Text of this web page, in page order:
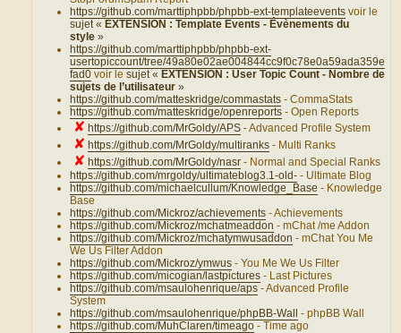
https://github.com/marttiphpbb/phpbb-ext-templateevents voir le
sujet « EXTENSION : Template Events - Évènements du
style»
https://github.com/marttiphpbb/phpbb-ext-
usertopiccount/tree/49a80e02ae004844cc9f0c78e0a59ada359e
fad0 voir lesujet « EXTENSION : User Topic Count - Nombre de
sujets de l’utilisateur»
https://github.com/matteskridge/commastats - CommaStats
https://github.com/matteskridge/openreports - Open Reports
✘ https://github.com/MrGoldy/APS - Advanced Profile System
✘ https://github.com/MrGoldy/multiranks - Multi Ranks
✘ https://github.com/MrGoldy/nasr - Normal and Special Ranks
https://github.com/mrgoldy/ultimateblog3.1-old- - Ultimate Blog
https://github.com/michaelcullum/Knowledge_Base - Knowledge
Base
https://github.com/Mickroz/achievements - Achievements
https://github.com/Mickroz/mchatmeaddon - mChat /me Addon
https://github.com/Mickroz/mchatymwusaddon - mChat You Me
We Us Filter Addon
https://github.com/Mickroz/ymwus - You Me We Us Filter
https://github.com/micogian/lastpictures - Last Pictures
https://github.com/msaulohenrique/aps - Advanced Profile
System
https://github.com/msaulohenrique/phpBB-Wall - phpBB Wall
https://github.com/MuhClaren/timeago - Time ago